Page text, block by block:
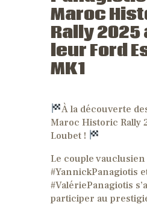
Maroc
Rally 2025
leur Ford
MK1
À la découverte
Maroc Historic Rally
Loubet !
Le couple vauclusien
#YannickPanagiotis
#ValériePanagiotis
participer au